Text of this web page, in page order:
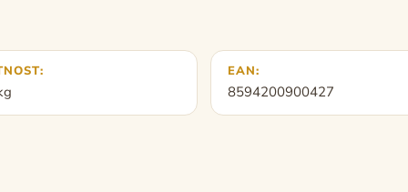
: EAN:
8594200900427